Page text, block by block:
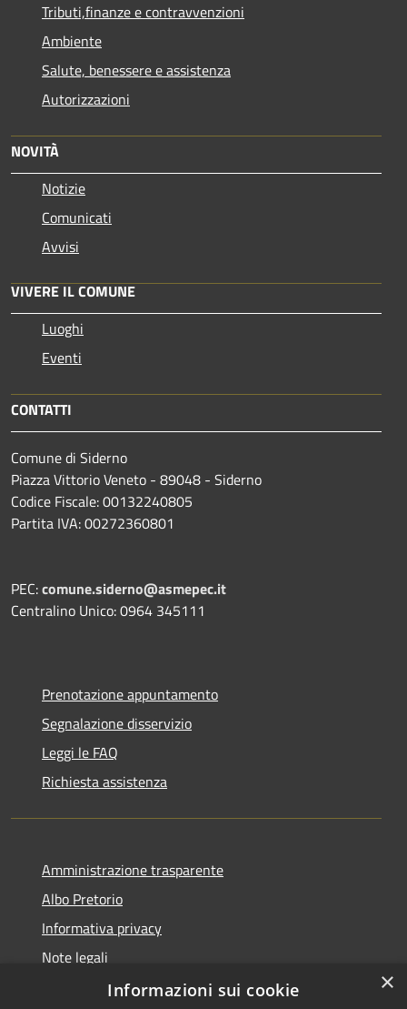
Tributi,finanze e contravvenzioni
Ambiente
Salute, benessere e assistenza
Autorizzazioni
NOVITÀ
Notizie
Comunicati
Avvisi
VIVERE IL COMUNE
Luoghi
Eventi
CONTATTI
Comune di Siderno
Piazza Vittorio Veneto - 89048 - Siderno
Codice Fiscale: 00132240805
Partita IVA: 00272360801
PEC:comune.siderno@asmepec.it
Centralino Unico: 0964 345111
Prenotazione appuntamento
Segnalazione disservizio
Leggi le FAQ
Richiesta assistenza
Amministrazione trasparente
Albo Pretorio
Informativa privacy
Note legali
Dichiarazione di accessibilità
×
Informazioni sui cookie